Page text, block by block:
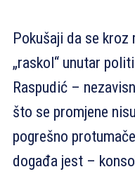
Pokušaji da se kroz
„raskol“ unutar
Raspudić –
što se promjene
pogrešno
događa jest –